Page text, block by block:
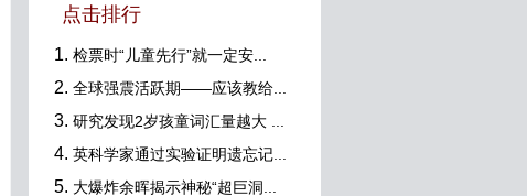
点击排行
检票时“儿童先行”就一定安...
全球强震活跃期——应该教给...
研究发现2岁孩童词汇量越大 ...
英科学家通过实验证明遗忘记...
大爆炸余晖揭示神秘“超巨洞...